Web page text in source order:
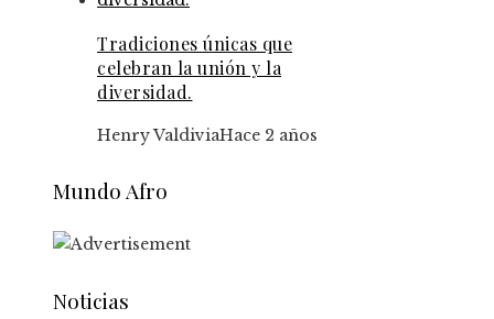
Tradiciones únicas que
celebran la unión y la
diversidad.
Henry ValdiviaHace 2 años
Mundo Afro
Noticias